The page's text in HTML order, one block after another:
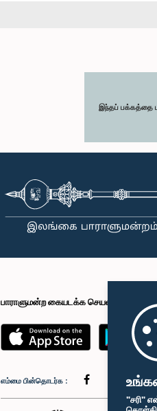
"சரி"
இந்தப் பக்கத்தை
பாராளுமன்ற கையடக்க செயலி
எம்மை பின்தொடர்க :